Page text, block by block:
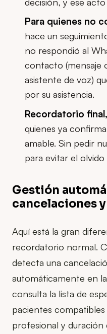
Para quienes no
hace un
no respondió al
contacto (mensaje
asistente de voz)
por su asistencia.
Recordatorio
quienes ya
amable. Sin pedir
para evitar el olvido
Gestión
cancelaciones
Aquí está la gran
recordatorio normal.
detecta una
automáticamente en
consulta la lista de
pacientes compatibles
profesional y duración